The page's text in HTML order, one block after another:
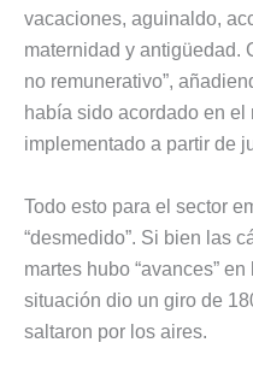
vacaciones, aguinaldo,
maternidad y antigüedad.
no remunerativo”,
había sido acordado en el
implementado a partir de
Todo esto para el sector
“desmedido”. Si bien las
martes hubo “avances”
situación dio un giro de
saltaron por los aires.